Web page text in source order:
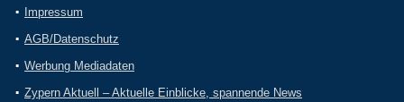
Impressum
AGB/Datenschutz
Werbung Mediadaten
Zypern Aktuell – Aktuelle Einblicke, spannende News